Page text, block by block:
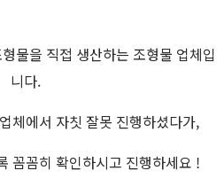
물을 직접 생산하는 조형물 업체입
니다.
체에서 자칫 잘못 진행하셨다가,
꼼꼼히 확인하시고 진행하세요 !